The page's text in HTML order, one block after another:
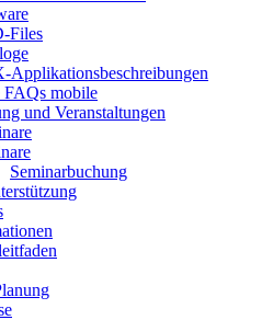
Files
Applikationsbeschreibungen
FAQs mobile
und Veranstaltungen
Seminarbuchung